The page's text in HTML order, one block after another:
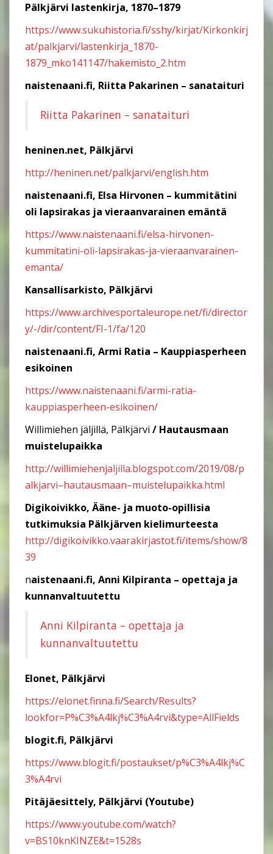
Pälkjärvi lastenkirja, 1870–1879
https://www.sukuhistoria.fi/sshy/kirjat/Kirkonkirj
at/palkjarvi/lastenkirja_1870-
1879_mko141147/hakemisto_2.htm
naistenaani.fi, Riitta Pakarinen – sanataituri
Riitta Pakarinen – sanataituri
heninen.net, Pälkjärvi
http://heninen.net/palkjarvi/english.htm
naistenaani.fi, Elsa Hirvonen – kummitätini
oli lapsirakas ja vieraanvarainen emäntä
https://www.naistenaani.fi/elsa-hirvonen-
kummitatini-oli-lapsirakas-ja-vieraanvarainen-
emanta/
Kansallisarkisto, Pälkjärvi
https://www.archivesportaleurope.net/fi/director
y/-/dir/content/FI-1/fa/120
naistenaani.fi, Armi Ratia – Kauppiasperheen
esikoinen
https://www.naistenaani.fi/armi-ratia-
kauppiasperheen-esikoinen/
Willimiehen jäljillä, Pälkjärvi / Hautausmaan
muistelupaikka
http://willimiehenjaljilla.blogspot.com/2019/08/p
alkjarvi–hautausmaan–muistelupaikka.html
Digikoivikko, Ääne- ja muoto-opillisia
tutkimuksia Pälkjärven kielimurteesta
http://digikoivikko.vaarakirjastot.fi/items/show/8
39
naistenaani.fi, Anni Kilpiranta – opettaja ja
kunnanvaltuutettu
Anni Kilpiranta – opettaja ja
kunnanvaltuutettu
Elonet, Pälkjärvi
https://elonet.finna.fi/Search/Results?
lookfor=P%C3%A4lkj%C3%A4rvi&type=AllFields
blogit.fi, Pälkjärvi
https://www.blogit.fi/postaukset/p%C3%A4lkj%C
3%A4rvi
Pitäjäesittely, Pälkjärvi (Youtube)
https://www.youtube.com/watch?
v=BS10knKINZE&t=1528s